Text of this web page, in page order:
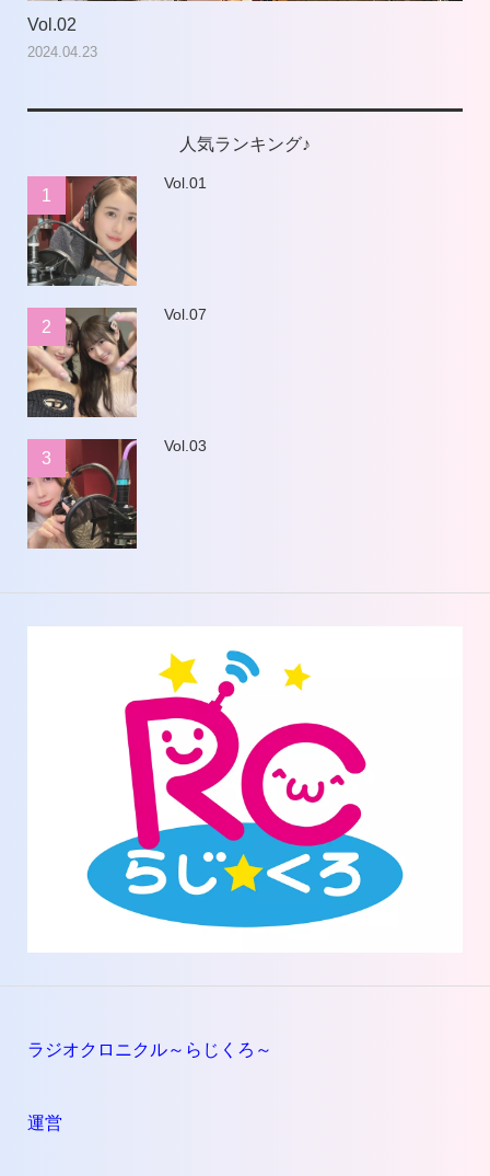
Vol.02
2024.04.23
人気ランキング♪
1
Vol.01
2
Vol.07
3
Vol.03
ラジオクロニクル～らじくろ～
運営